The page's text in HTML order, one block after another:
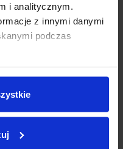
i analitycznym.
z innymi danymi
podczas
zaprojektowane,